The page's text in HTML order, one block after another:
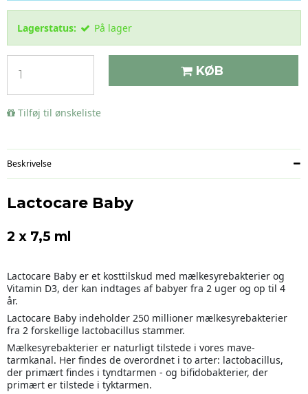
Lagerstatus: På lager
KØB
Tilføj til ønskeliste
Beskrivelse
Lactocare Baby
2 x 7,5 ml
Lactocare Baby er et kosttilskud med mælkesyrebakterier og
Vitamin D3, der kan indtages af babyer fra 2 uger og op til 4
år.
Lactocare Baby indeholder 250 millioner mælkesyrebakterier
fra 2 forskellige lactobacillus stammer.
Mælkesyrebakterier er naturligt tilstede i vores mave-
tarmkanal. Her findes de overordnet i to arter: lactobacillus,
der primært findes i tyndtarmen - og bifidobakterier, der
primært er tilstede i tyktarmen.